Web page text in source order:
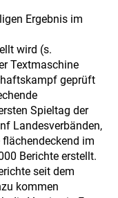
Ergebnis im
wird (s.
Textmaschine
geprüft
Spieltag der
Landesverbänden,
im
Berichte erstellt.
seit dem
kommen